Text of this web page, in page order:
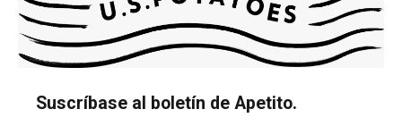
Suscríbase al boletín de Apetito.